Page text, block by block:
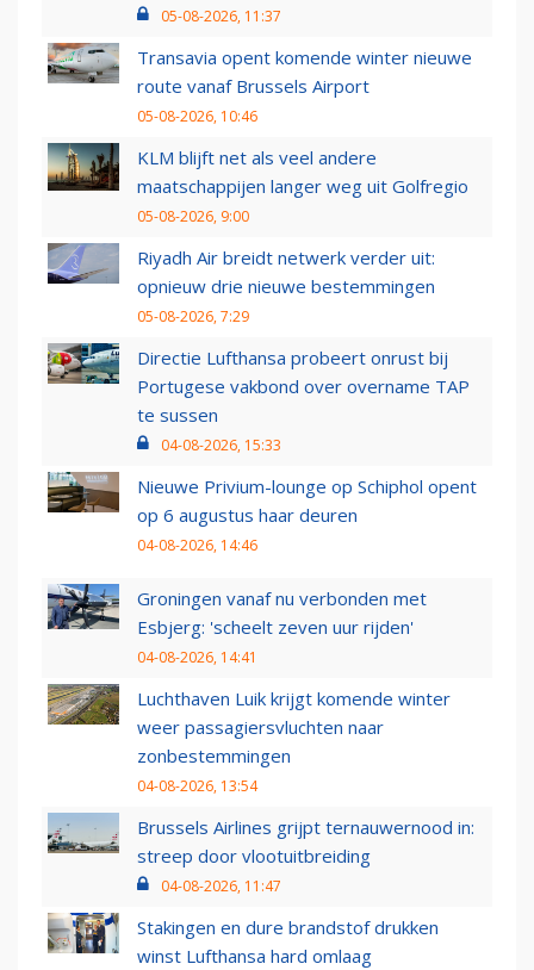
05-08-2026, 11:37
Transavia opent komende winter nieuwe
route vanaf Brussels Airport
05-08-2026, 10:46
KLM blijft net als veel andere
maatschappijen langer weg uit Golfregio
05-08-2026, 9:00
Riyadh Air breidt netwerk verder uit:
opnieuw drie nieuwe bestemmingen
05-08-2026, 7:29
Directie Lufthansa probeert onrust bij
Portugese vakbond over overname TAP
te sussen
04-08-2026, 15:33
Nieuwe Privium-lounge op Schiphol opent
op 6 augustus haar deuren
04-08-2026, 14:46
Groningen vanaf nu verbonden met
Esbjerg: 'scheelt zeven uur rijden'
04-08-2026, 14:41
Luchthaven Luik krijgt komende winter
weer passagiersvluchten naar
zonbestemmingen
04-08-2026, 13:54
Brussels Airlines grijpt ternauwernood in:
streep door vlootuitbreiding
04-08-2026, 11:47
Stakingen en dure brandstof drukken
winst Lufthansa hard omlaag